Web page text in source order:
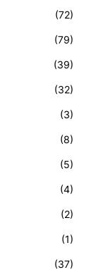
(72)
(79)
(39)
(32)
(3)
(8)
(5)
(4)
(2)
(1)
(37)